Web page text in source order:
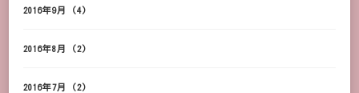
2016年9月 (4)
2016年8月 (2)
2016年7月 (2)